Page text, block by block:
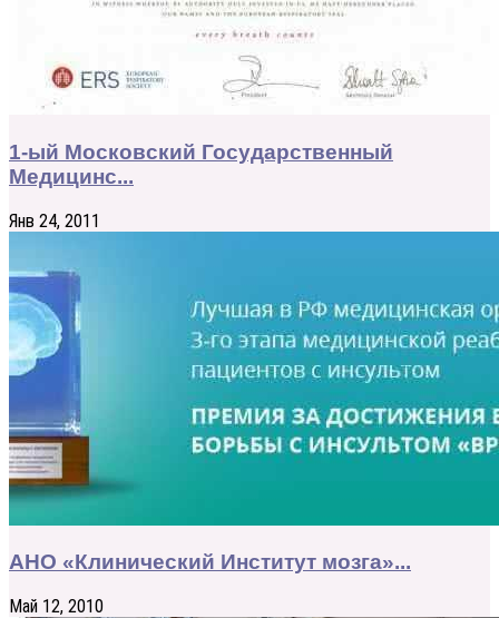
1-ый Московский Государственный
Медицинс...
Янв 24, 2011
АНО «Клинический Институт мозга»...
Май 12, 2010